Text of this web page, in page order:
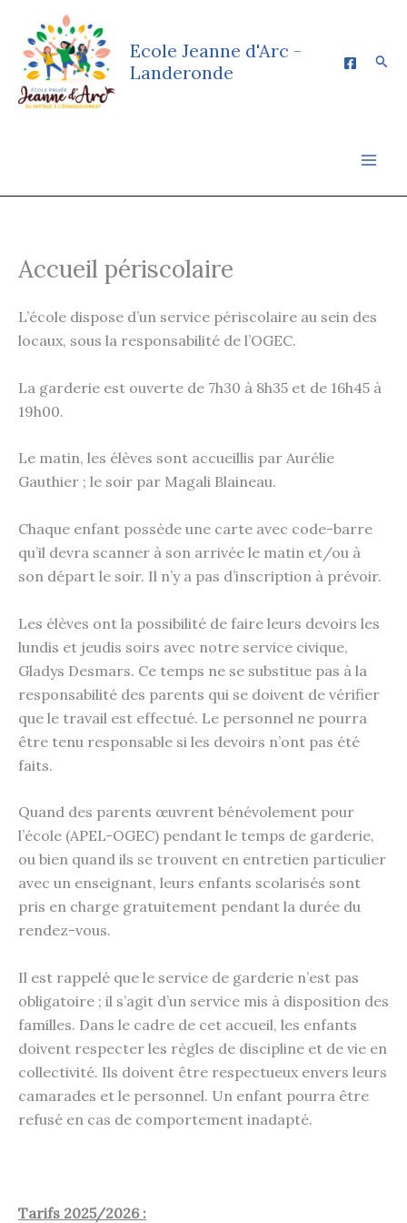
contenu
Ecole Jeanne d'Arc -
Landeronde
Accueil périscolaire
L’école dispose d’un service périscolaire au sein des
locaux, sous la responsabilité de l’OGEC.
La garderie est ouverte de 7h30 à 8h35 et de 16h45 à
19h00.
Le matin, les élèves sont accueillis par Aurélie
Gauthier ; le soir par Magali Blaineau.
Chaque enfant possède une carte avec code-barre
qu’il devra scanner à son arrivée le matin et/ou à
son départ le soir. Il n’y a pas d’inscription à prévoir.
Les élèves ont la possibilité de faire leurs devoirs les
lundis et jeudis soirs avec notre service civique,
Gladys Desmars. Ce temps ne se substitue pas à la
responsabilité des parents qui se doivent de vérifier
que le travail est effectué. Le personnel ne pourra
être tenu responsable si les devoirs n’ont pas été
faits.
Quand des parents œuvrent bénévolement pour
l’école (APEL-OGEC) pendant le temps de garderie,
ou bien quand ils se trouvent en entretien particulier
avec un enseignant, leurs enfants scolarisés sont
pris en charge gratuitement pendant la durée du
rendez-vous.
Il est rappelé que le service de garderie n’est pas
obligatoire ; il s’agit d’un service mis à disposition des
familles. Dans le cadre de cet accueil, les enfants
doivent respecter les règles de discipline et de vie en
collectivité. Ils doivent être respectueux envers leurs
camarades et le personnel. Un enfant pourra être
refusé en cas de comportement inadapté.
Tarifs 2025/2026 :